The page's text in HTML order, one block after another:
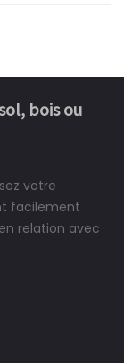
bois ou
votre
facilement
relation avec